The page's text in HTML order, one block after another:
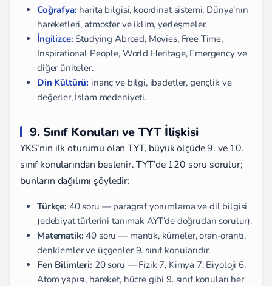
Coğrafya: harita bilgisi, koordinat sistemi, Dünya’nın
hareketleri, atmosfer ve iklim, yerleşmeler.
İngilizce: Studying Abroad, Movies, Free Time,
Inspirational People, World Heritage, Emergency ve
diğer üniteler.
Din Kültürü: inanç ve bilgi, ibadetler, gençlik ve
değerler, İslam medeniyeti.
9. Sınıf Konuları ve TYT İlişkisi
YKS’nin ilk oturumu olan TYT, büyük ölçüde 9. ve 10.
sınıf konularından beslenir. TYT’de 120 soru sorulur;
bunların dağılımı şöyledir:
Türkçe: 40 soru — paragraf yorumlama ve dil bilgisi
(edebiyat türlerini tanımak AYT’de doğrudan sorulur).
Matematik: 40 soru — mantık, kümeler, oran-orantı,
denklemler ve üçgenler 9. sınıf konularıdır.
Fen Bilimleri: 20 soru — Fizik 7, Kimya 7, Biyoloji 6.
Atom yapısı, hareket, hücre gibi 9. sınıf konuları her